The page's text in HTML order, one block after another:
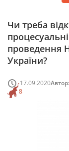
Чи треба
проведення
України?
17.09.2020Автор:
8